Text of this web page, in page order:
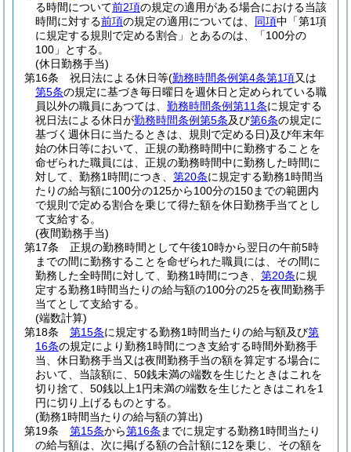
る時間について前2項の規定の適用がある場合における当該
時間に対する前項の規定の適用については、 同項中「第1項
に規定する規則で定める割合」とあるのは、「100分の
100」とする。
(休日勤務手当)
第16条
祝日法による休日等(勤務時間条例第4条第1項又は
第5条の規定に基づき毎日曜日を週休日と定められている職
員以外の職員にあつては、 勤務時間条例第11条に規定する
祝日法による休日が勤務時間条例第5条及び第6条の規定に
基づく週休日に当たるときは、規則で定める日)及び年末年
始の休日等において、正規の勤務時間中に勤務することを
命ぜられた職員には、正規の勤務時間中に勤務した時間に
対して、勤務1時間につき、 第20条に規定する勤務1時間当
たりの給与額に100分の125から100分の150までの範囲内
で規則で定める割合を乗じて得た額を休日勤務手当てとし
て支給する。
(夜間勤務手当)
第17条
正規の勤務時間として午後10時から翌日の午前5時
までの間に勤務することを命ぜられた職員には、その間に
勤務した全時間に対して、勤務1時間につき、 第20条に規
定する勤務1時間当たりの給与額の100分の25を夜間勤務手
当てとして支給する。
(端数計算)
第18条
第15条に規定する勤務1時間当たりの給与額及び第
16条の規定により勤務1時間につき支給する時間外勤務手
当、休日勤務手当又は夜間勤務手当の額を算定する場合に
おいて、当該額に、50銭未満の端数を生じたときはこれを
切り捨て、50銭以上1円未満の端数を生じたときはこれを1
円に切り上げるものとする。
(勤務1時間当たりの給与額の算出)
第19条
第15条から第16条 までに規定する勤務1時間当たり
の給与額は、次に掲げる額の合計額に12を乗じ、その額を